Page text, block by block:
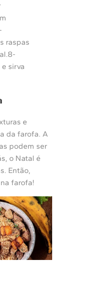
raspas
sirva
e
da farofa. A
podem ser
o Natal é
Então,
farofa!